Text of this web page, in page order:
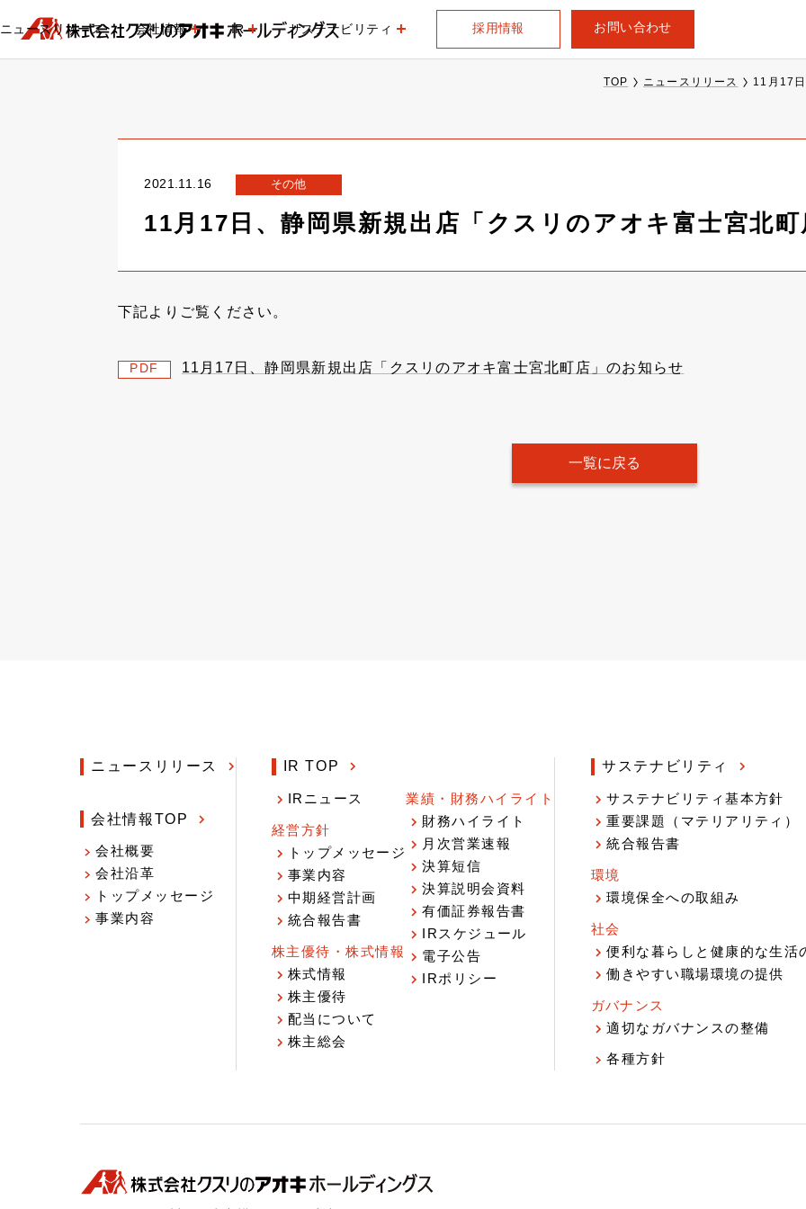
ニュースリリース 会社情報 IR サステナビリティ 採用情報 お問い合わせ
TOP ニュースリリース 11月17
2021.11.16 その他
11月17日、静岡県新規出店「クスリのアオキ富士宮北
下記よりご覧ください。
PDF 11月17日、静岡県新規出店「クスリのアオキ富士宮北町店」のお知らせ
一覧に戻る
ニュースリリース
会社情報TOP
会社概要
会社沿革
トップメッセージ
事業内容
IR TOP
IRニュース
経営方針
トップメッセージ
事業内容
中期経営計画
統合報告書
株主優待・株式情報
株式情報
株主優待
配当について
株主総会
業績・財務ハイライト
財務ハイライト
月次営業速報
決算短信
決算説明会資料
有価証券報告書
IRスケジュール
電子公告
IRポリシー
サステナビリティ
サステナビリティ基本方針
重要課題（マテリアリティ）
統合報告書
環境
環境保全への取組み
社会
便利な暮らしと健康的な生活
働きやすい職場環境の提供
ガバナンス
適切なガバナンスの整備
各種方針